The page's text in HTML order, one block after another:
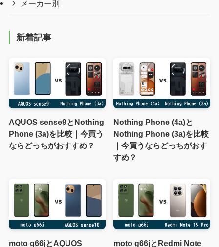
メーカー別
新着記事
AQUOS sense9とNothing
Phone (3a)を比較｜今買う
ならどっちがおすすめ？
Nothing Phone (4a)と
Nothing Phone (3a)を比較
｜今買うならどっちがおす
すめ？
moto g66jとAQUOS
moto g66jとRedmi Note